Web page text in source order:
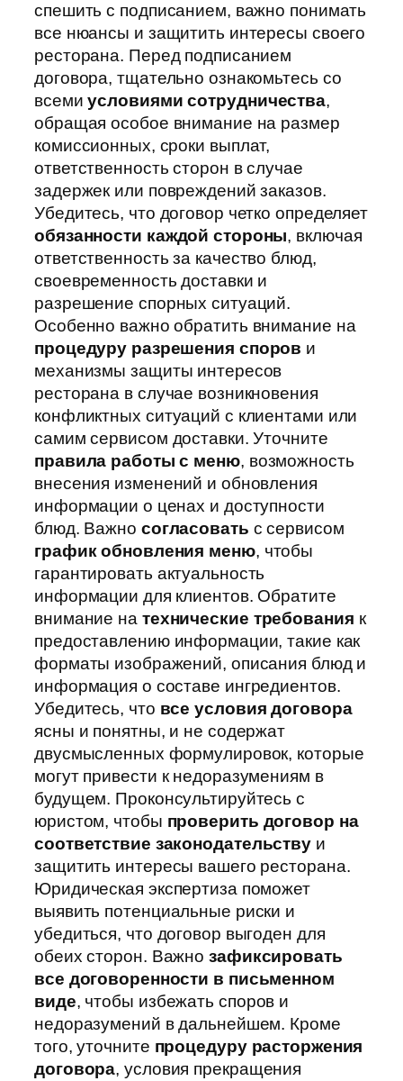
спешить с подписанием, важно понимать
все нюансы и защитить интересы своего
ресторана. Перед подписанием
договора, тщательно ознакомьтесь со
всемиусловиями сотрудничества,
обращая особое внимание на размер
комиссионных, сроки выплат,
ответственность сторон в случае
задержек или повреждений заказов.
Убедитесь, что договор четко определяет
обязанности каждой стороны, включая
ответственность за качество блюд,
своевременность доставки и
разрешение спорных ситуаций.
Особенно важно обратить внимание на
процедуру разрешения споров и
механизмы защиты интересов
ресторана в случае возникновения
конфликтных ситуаций с клиентами или
самим сервисом доставки. Уточните
правила работы с меню, возможность
внесения изменений и обновления
информации о ценах и доступности
блюд. Важно согласовать с сервисом
график обновления меню, чтобы
гарантировать актуальность
информации для клиентов. Обратите
внимание на технические требования к
предоставлению информации, такие как
форматы изображений, описания блюд и
информация о составе ингредиентов.
Убедитесь, что все условия договора
ясны и понятны, и не содержат
двусмысленных формулировок, которые
могут привести к недоразумениям в
будущем. Проконсультируйтесь с
юристом, чтобы проверить договор на
соответствие законодательству и
защитить интересы вашего ресторана.
Юридическая экспертиза поможет
выявить потенциальные риски и
убедиться, что договор выгоден для
обеих сторон. Важно зафиксировать
все договоренности в письменном
виде, чтобы избежать споров и
недоразумений в дальнейшем. Кроме
того, уточните процедуру расторжения
договора, условия прекращения